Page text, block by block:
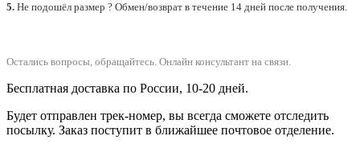
5. Не подошёл размер ? Обмен/возврат в течение 14 дней после получения.
Остались вопросы, обращайтесь. Онлайн консультант на связи.
Бесплатная доставка по России, 10-20 дней.
Будет отправлен трек-номер, вы всегда сможете отследить
посылку. Заказ поступит в ближайшее почтовое отделение.